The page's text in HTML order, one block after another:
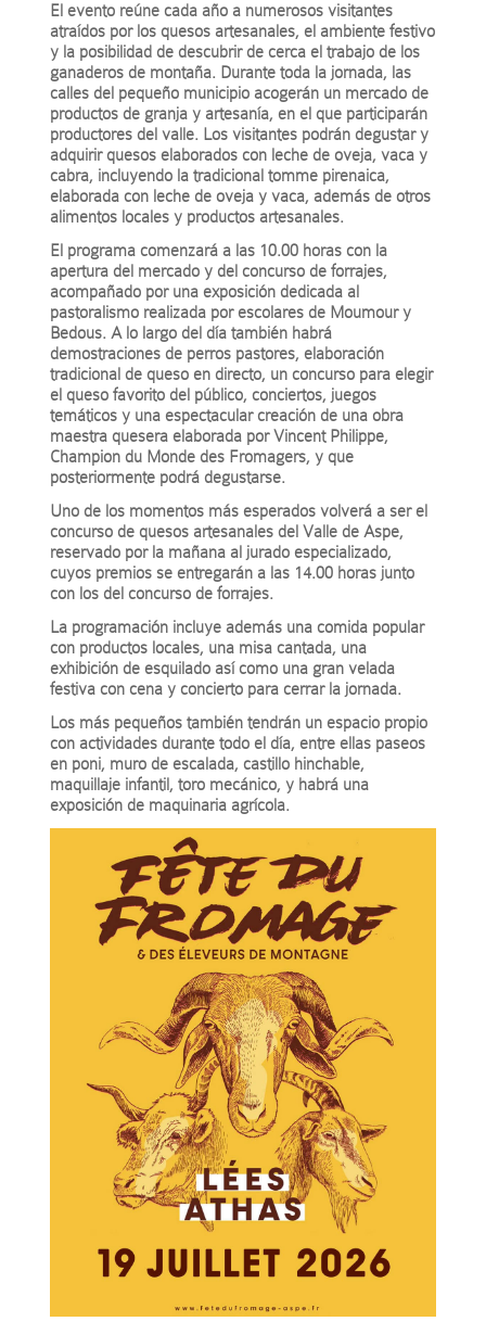
El evento reúne cada año a numerosos visitantes
atraídos por los quesos artesanales, el ambiente festivo
y la posibilidad de descubrir de cerca el trabajo de los
ganaderos de montaña. Durante toda la jornada, las
calles del pequeño municipio acogerán un mercado de
productos de granja y artesanía, en el que participarán
productores del valle. Los visitantes podrán degustar y
adquirir quesos elaborados con leche de oveja, vaca y
cabra, incluyendo la tradicional tomme pirenaica,
elaborada con leche de oveja y vaca, además de otros
alimentos locales y productos artesanales.
El programa comenzará a las 10.00 horas con la
apertura del mercado y del concurso de forrajes,
acompañado por una exposición dedicada al
pastoralismo realizada por escolares de Moumour y
Bedous. A lo largo del día también habrá
demostraciones de perros pastores, elaboración
tradicional de queso en directo, un concurso para elegir
el queso favorito del público, conciertos, juegos
temáticos y una espectacular creación de una obra
maestra quesera elaborada porVincent Philippe,
Champion du Monde des Fromagers, y que
posteriormente podrá degustarse.
Uno de los momentos más esperados volverá a ser el
concurso de quesos artesanales del Valle de Aspe,
reservado por la mañana al jurado especializado,
cuyos premios se entregarán a las 14.00 horas junto
con los del concurso de forrajes.
La programación incluye además una comida popular
con productos locales, una misa cantada, una
exhibición de esquilado así como una gran velada
festiva con cena y concierto para cerrar la jornada.
Los más pequeños también tendrán un espacio propio
con actividades durante todo el día, entre ellas paseos
en poni, muro de escalada, castillo hinchable,
maquillaje infantil, toro mecánico, y habrá una
exposición de maquinaria agrícola.